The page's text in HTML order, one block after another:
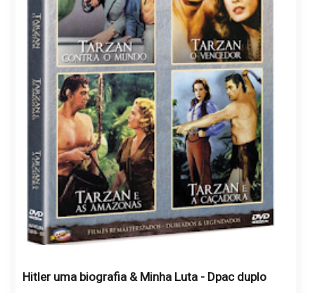
Hitler uma biografia & Minha Luta - Dpac duplo